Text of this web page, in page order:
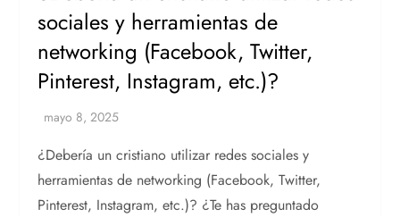
sociales y herramientas de
networking (Facebook, Twitter,
Pinterest, Instagram, etc.)?
¿Debería un cristiano utilizar redes sociales y
herramientas de networking (Facebook, Twitter,
Pinterest, Instagram, etc.)? ¿Te has preguntado